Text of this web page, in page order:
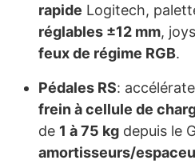
rapide Logitech,
réglables ±12 mm,
feux de régime RGB.
Pédales RS:
frein à cellule de
de 1 à 75 kg depuis le
amortisseurs/